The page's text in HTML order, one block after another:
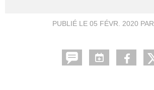
PUBLIÉ LE 05 FÉVR. 2020 PAR